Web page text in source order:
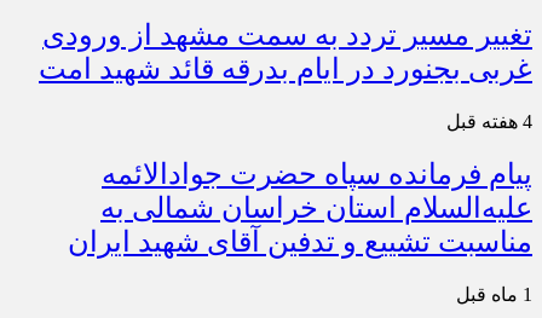
تغییر مسیر تردد به سمت مشهد از ورودی
غربی بجنورد در ایام بدرقه قائد شهید امت
4 هفته قبل
پیام فرمانده سپاه حضرت جوادالائمه
علیه‌السلام استان خراسان شمالی به
مناسبت تشییع و تدفین آقای شهید ایران
1 ماه قبل